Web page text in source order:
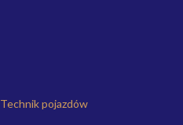
Technik pojazdów